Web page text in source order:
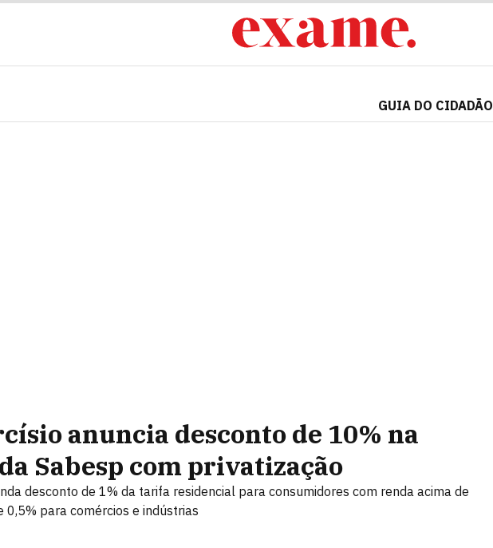
GUIA DO CIDADÃO
anuncia desconto de 10% na
Sabesp com privatização
desconto de 1% da tarifa residencial para consumidores com renda acima de
0,5% para comércios e indústrias